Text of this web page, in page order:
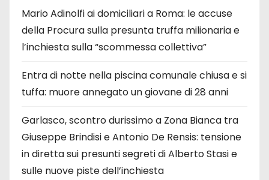
Mario Adinolfi ai domiciliari a Roma: le accuse
della Procura sulla presunta truffa milionaria e
l’inchiesta sulla “scommessa collettiva”
Entra di notte nella piscina comunale chiusa e si
tuffa: muore annegato un giovane di 28 anni
Garlasco, scontro durissimo a Zona Bianca tra
Giuseppe Brindisi e Antonio De Rensis: tensione
in diretta sui presunti segreti di Alberto Stasi e
sulle nuove piste dell’inchiesta